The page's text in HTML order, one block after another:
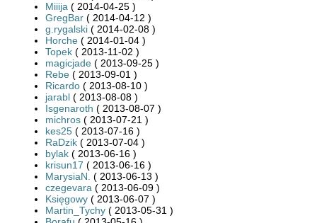
Miiija ( 2014-04-25 )
GregBar ( 2014-04-12 )
g.rygalski ( 2014-02-08 )
Horche ( 2014-01-04 )
Topek ( 2013-11-02 )
magicjade ( 2013-09-25 )
Rebe ( 2013-09-01 )
Ricardo ( 2013-08-10 )
jarabl ( 2013-08-08 )
Isgenaroth ( 2013-08-07 )
michros ( 2013-07-21 )
kes25 ( 2013-07-16 )
RaDzik ( 2013-07-04 )
bylak ( 2013-06-16 )
krisun17 ( 2013-06-16 )
MarysiaN. ( 2013-06-13 )
czegevara ( 2013-06-09 )
Księgowy ( 2013-06-07 )
Martin_Tychy ( 2013-05-31 )